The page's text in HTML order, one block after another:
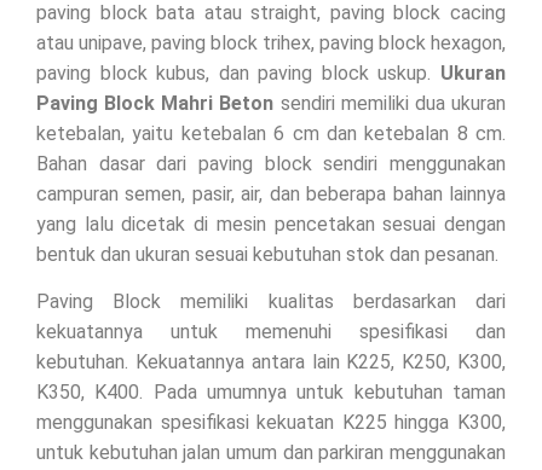
paving block bata atau straight, paving block cacing
atau unipave, paving block trihex, paving block hexagon,
paving block kubus, dan paving block uskup. Ukuran
Paving Block Mahri Beton sendiri memiliki dua ukuran
ketebalan, yaitu ketebalan 6 cm dan ketebalan 8 cm.
Bahan dasar dari paving block sendiri menggunakan
campuran semen, pasir, air, dan beberapa bahan lainnya
yang lalu dicetak di mesin pencetakan sesuai dengan
bentuk dan ukuran sesuai kebutuhan stok dan pesanan.
Paving Block memiliki kualitas berdasarkan dari
kekuatannya untuk memenuhi spesifikasi dan
kebutuhan. Kekuatannya antara lain K225, K250, K300,
K350, K400. Pada umumnya untuk kebutuhan taman
menggunakan spesifikasi kekuatan K225 hingga K300,
untuk kebutuhan jalan umum dan parkiran menggunakan